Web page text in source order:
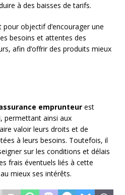
à des baisses de tarifs.
objectif d’encourager une
besoins et attentes des
afin d’offrir des produits mieux
emprunteur est
permettant ainsi aux
valoir leurs droits et de
à leurs besoins. Toutefois, il
sur les conditions et délais
frais éventuels liés à cette
mieux ses intérêts.